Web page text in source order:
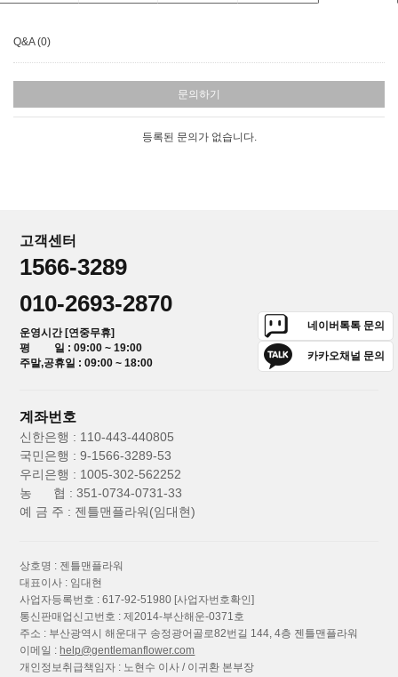
Q&A (0)
문의하기
등록된 문의가 없습니다.
고객센터
1566-3289
010-2693-2870
운영시간 [연중무휴]
평 일 : 09:00 ~ 19:00
주말,공휴일 : 09:00 ~ 18:00
네이버톡톡 문의
카카오채널 문의
계좌번호
신한은행 : 110-443-440805
국민은행 : 9-1566-3289-53
우리은행 : 1005-302-562252
농 협 : 351-0734-0731-33
예 금 주 : 젠틀맨플라워(임대현)
상호명 : 젠틀맨플라워
대표이사 : 임대현
사업자등록번호 : 617-92-51980 [사업자번호확인]
통신판매업신고번호 : 제2014-부산해운-0371호
주소 : 부산광역시 해운대구 송정광어골로82번길 144, 4층 젠틀맨플라워
이메일 :help@gentlemanflower.com
개인정보취급책임자 : 노현수 이사 / 이귀환 본부장